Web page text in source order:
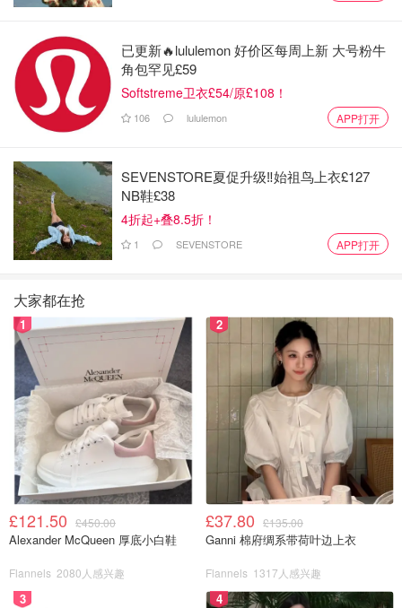
已更新🔥lululemon 好价区每周上新 大号粉牛
角包罕见£59
Softstreme卫衣£54/原£108！
106 lululemon APP打开
SEVENSTORE夏促升级‼️始祖鸟上衣£127
NB鞋£38
4折起+叠8.5折！
1 SEVENSTORE APP打开
大家都在抢
1
£121.50 £450.00
Alexander McQueen 厚底小白鞋
Flannels 2080人感兴趣
2
£37.80 £135.00
Ganni 棉府绸系带荷叶边上衣
Flannels 1317人感兴趣
3 4